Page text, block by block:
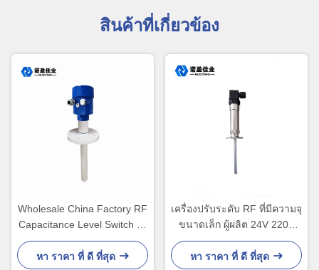
สินค้าที่เกี่ยวข้อง
Wholesale China Factory RF
Capacitance Level Switch ถัง
เชื้อเพลิง อลูมิเนียมโฮสติ้ง
หา ราคา ที่ ดี ที่สุด
เครื่องปรับระดับ RF ที่มีความจุ
ขนาดเล็ก ผู้ผลิต 24V 220V
DPDT
หา ราคา ที่ ดี ที่สุด